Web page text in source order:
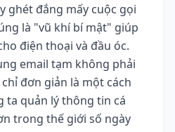
ghét đắng mấy cuộc gọi
là "vũ khí bí mật" giúp
điện thoại và đầu óc.
email tạm không phải
đơn giản là một cách
ta quản lý thông tin cá
trong thế giới số ngày